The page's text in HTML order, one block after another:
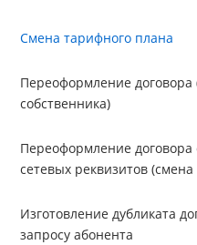
Смена тарифного плана
Переоформление договора
собственника)
Переоформление договора
сетевых реквизитов (смена
Изготовление дубликата
запросу абонента